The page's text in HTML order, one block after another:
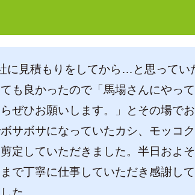
に見積もりをしてから…と思ってい
も良かったので「馬場さんにやっ
ぜひお願いします。」とその場で
サボサになっていたカシ、モッコ
定していただきました。半日およ
で丁寧に仕事していただき感謝し
た。